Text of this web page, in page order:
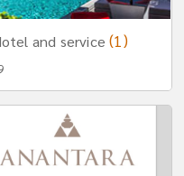
and service(1)